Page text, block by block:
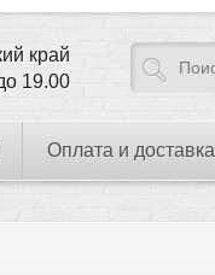
край
19.00
Оплата и доставка